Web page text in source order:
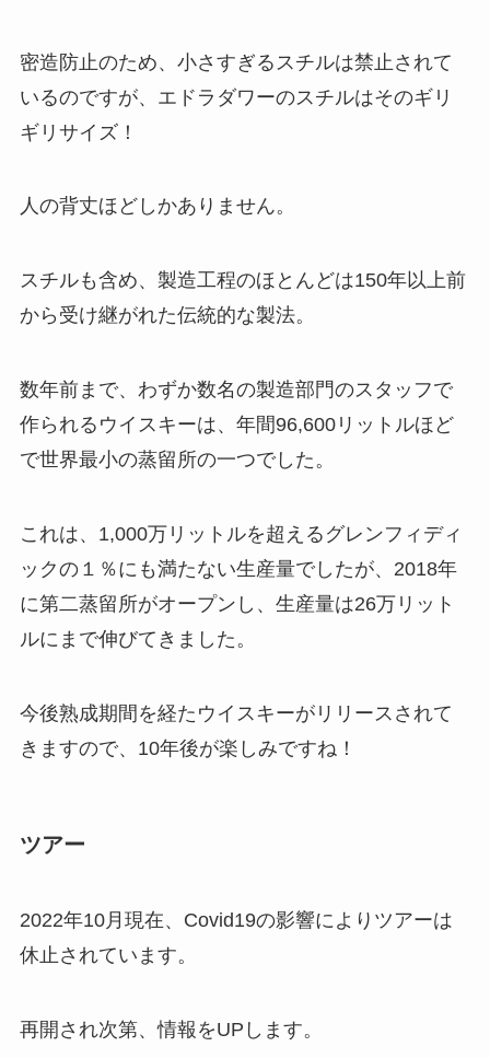
密造防止のため、小さすぎるスチルは禁止されて
いるのですが、エドラダワーのスチルはそのギリ
ギリサイズ！
人の背丈ほどしかありません。
スチルも含め、製造工程のほとんどは150年以上前
から受け継がれた伝統的な製法。
数年前まで、わずか数名の製造部門のスタッフで
作られるウイスキーは、年間96,600リットルほど
で世界最小の蒸留所の一つでした。
これは、1,000万リットルを超えるグレンフィディ
ックの１％にも満たない生産量でしたが、2018年
に第二蒸留所がオープンし、生産量は26万リット
ルにまで伸びてきました。
今後熟成期間を経たウイスキーがリリースされて
きますので、10年後が楽しみですね！
ツアー
2022年10月現在、Covid19の影響によりツアーは
休止されています。
再開され次第、情報をUPします。